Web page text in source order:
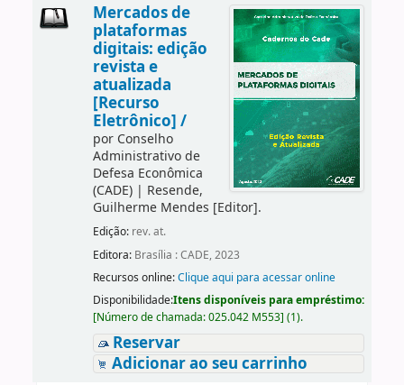
Mercados de
plataformas
digitais: edição
revista e
atualizada
[Recurso
Eletrônico] /
por Conselho
Administrativo de
Defesa Econômica
(CADE)| Resende,
Guilherme Mendes [Editor].
Edição: rev. at.
Editora: Brasília : CADE, 2023
Recursos online:Clique aqui para acessar online
Disponibilidade:Itens disponíveis para empréstimo:
[Número de chamada:025.042 M553] (1).
Reservar
Adicionar ao seu carrinho